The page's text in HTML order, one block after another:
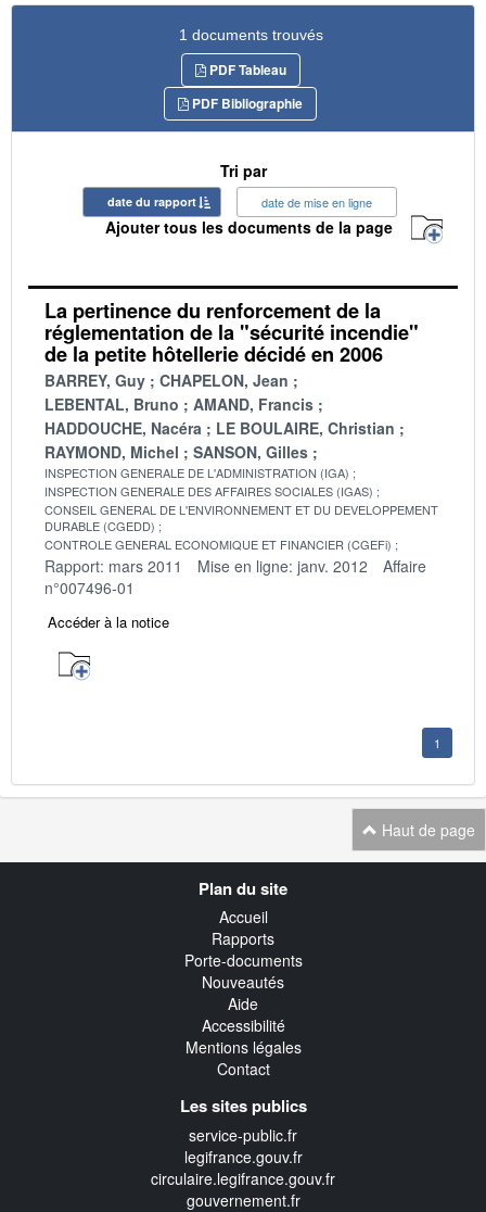
1 documents trouvés
PDF Tableau
PDF Bibliographie
Tri par
date du rapport date de mise en ligne
Ajouter tous les documents de la page
La pertinence du renforcement de la
réglementation de la "sécurité incendie"
de la petite hôtellerie décidé en 2006
BARREY, Guy
CHAPELON, Jean
LEBENTAL, Bruno
AMAND, Francis
HADDOUCHE, Nacéra
LE BOULAIRE, Christian
RAYMOND, Michel
SANSON, Gilles
INSPECTION GENERALE DE L'ADMINISTRATION (IGA)
INSPECTION GENERALE DES AFFAIRES SOCIALES (IGAS)
CONSEIL GENERAL DE L'ENVIRONNEMENT ET DU DEVELOPPEMENT
DURABLE (CGEDD)
CONTROLE GENERAL ECONOMIQUE ET FINANCIER (CGEFi)
Rapport: mars 2011 Mise en ligne: janv. 2012
Affaire
n°007496-01
Accéder à la notice
1
Haut de page
Plan du site
Accueil
Rapports
Porte-documents
Nouveautés
Aide
Accessibilité
Mentions légales
Contact
Les sites publics
service-public.fr
legifrance.gouv.fr
circulaire.legifrance.gouv.fr
gouvernement.fr